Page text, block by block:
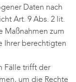
Daten nach
Art. 9 Abs. 2 lit.
Maßnahmen zum
Ihrer berechtigten
Fälle trifft der
um die Rechte